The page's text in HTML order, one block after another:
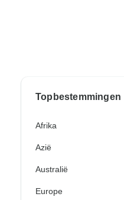
Topbestemmingen
Afrika
Azië
Australië
Europe